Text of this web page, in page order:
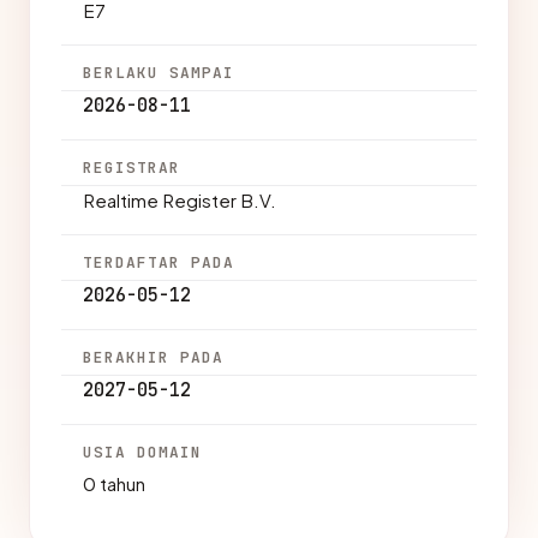
E7
BERLAKU SAMPAI
2026-08-11
REGISTRAR
Realtime Register B.V.
TERDAFTAR PADA
2026-05-12
BERAKHIR PADA
2027-05-12
USIA DOMAIN
0 tahun